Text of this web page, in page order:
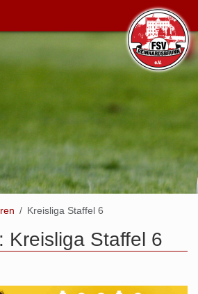
Kreisliga Staffel 6
Kreisliga Staffel 6